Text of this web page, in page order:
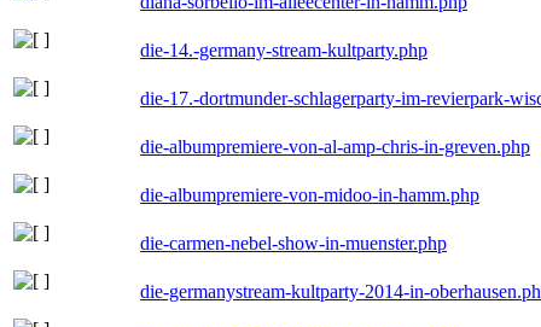
die-14.-germany-stream-kultparty.php
die-17.-dortmunder-schlagerparty-im-revierpark-
die-albumpremiere-von-al-amp-chris-in-greven.php
die-albumpremiere-von-midoo-in-hamm.php
die-carmen-nebel-show-in-muenster.php
die-germanystream-kultparty-2014-in-